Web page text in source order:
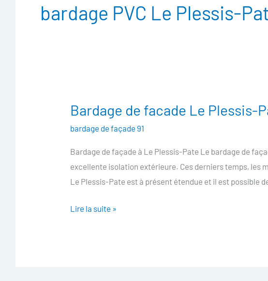
bardage PVC Le Plessis-
Bardage de facade Le Plessis-
bardage de façade 91
Bardage de façade à Le Plessis-Pate Le bardage de
excellente isolation extérieure. Ces derniers temps, les
Le Plessis-Pate est à présent étendue et il est possible
Bardage
Le
Plessis-
Pate
Lire la suite »